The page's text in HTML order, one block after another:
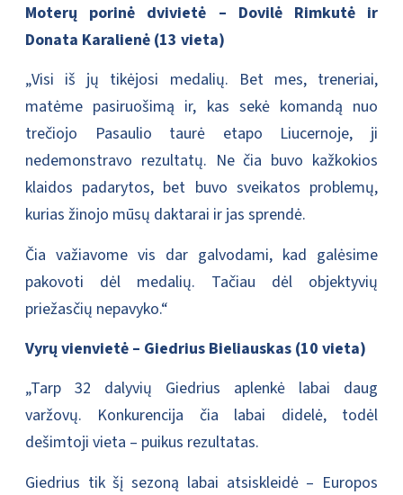
Moterų porinė dvivietė – Dovilė Rimkutė ir
Donata Karalienė (13 vieta)
„Visi iš jų tikėjosi medalių. Bet mes, treneriai,
matėme pasiruošimą ir, kas sekė komandą nuo
trečiojo Pasaulio taurė etapo Liucernoje, ji
nedemonstravo rezultatų. Ne čia buvo kažkokios
klaidos padarytos, bet buvo sveikatos problemų,
kurias žinojo mūsų daktarai ir jas sprendė.
Čia važiavome vis dar galvodami, kad galėsime
pakovoti dėl medalių. Tačiau dėl objektyvių
priežasčių nepavyko.“
Vyrų vienvietė – Giedrius Bieliauskas (10 vieta)
„Tarp 32 dalyvių Giedrius aplenkė labai daug
varžovų. Konkurencija čia labai didelė, todėl
dešimtoji vieta – puikus rezultatas.
Giedrius tik šį sezoną labai atsiskleidė – Europos